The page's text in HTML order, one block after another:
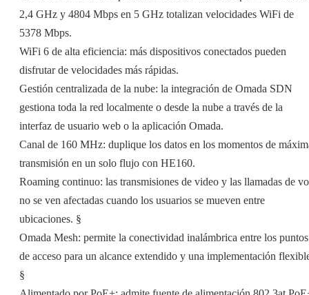
2,4 GHz y 4804 Mbps en 5 GHz totalizan velocidades WiFi de
5378 Mbps. 
WiFi 6 de alta eficiencia: más dispositivos conectados pueden
disfrutar de velocidades más rápidas.
Gestión centralizada de la nube: la integración de Omada SDN
gestiona toda la red localmente o desde la nube a través de la
interfaz de usuario web o la aplicación Omada.
Canal de 160 MHz: duplique los datos en los momentos de
transmisión en un solo flujo con HE160. 
Roaming continuo: las transmisiones de video y las llamadas de
no se ven afectadas cuando los usuarios se mueven entre
ubicaciones. §
Omada Mesh: permite la conectividad inalámbrica entre los puntos
de acceso para un alcance extendido y una implementación
§